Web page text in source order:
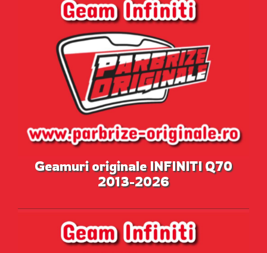
Geamuri originale INFINITI Q70
2013-2026